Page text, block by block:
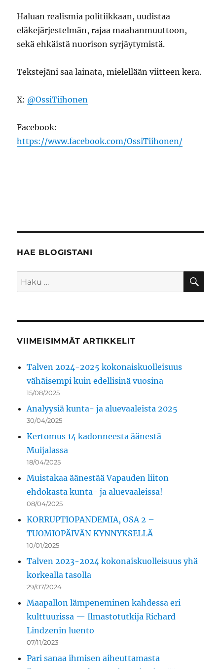
Haluan realismia politiikkaan, uudistaa
eläkejärjestelmän, rajaa maahanmuuttoon,
sekä ehkäistä nuorison syrjäytymistä.
Tekstejäni saa lainata, mielellään viitteen kera.
X: @OssiTiihonen
Facebook:
https://www.facebook.com/OssiTiihonen/
HAE BLOGISTANI
Etsi:
VIIMEISIMMÄT ARTIKKELIT
Talven 2024-2025 kokonaiskuolleisuus
vähäisempi kuin edellisinä vuosina
15/08/2025
Analyysiä kunta- ja aluevaaleista 2025
30/04/2025
Kertomus 14 kadonneesta äänestä
Muijalassa
18/04/2025
Muistakaa äänestää Vapauden liiton
ehdokasta kunta- ja aluevaaleissa!
08/04/2025
KORRUPTIOPANDEMIA, OSA 2 –
TUOMIOPÄIVÄN KYNNYKSELLÄ
10/01/2025
Talven 2023-2024 kokonaiskuolleisuus yhä
korkealla tasolla
29/07/2024
Maapallon lämpeneminen kahdessa eri
kulttuurissa — Ilmastotutkija Richard
Lindzenin luento
07/11/2023
Pari sanaa ihmisen aiheuttamasta